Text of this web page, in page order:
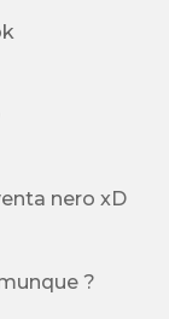
nero xD
?